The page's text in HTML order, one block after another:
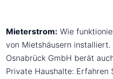
Mieterstrom: Wie
von Mietshäusern
Osnabrück GmbH berät
Private Haushalte: